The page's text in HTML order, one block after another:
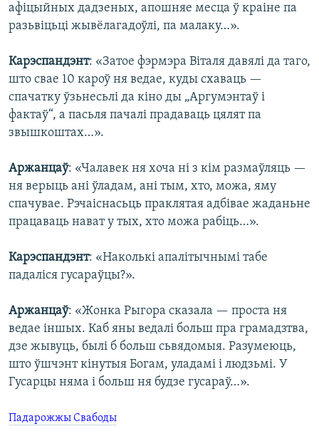
афіцыйных дадзеных, апошняе месца ў краіне па
разьвіцьці жывёлагадоўлі, па малаку…».
Карэспандэнт: «Затое фэрмэра Віталя давялі да таго,
што свае 10 кароў ня ведае, куды схаваць —
спачатку ўзьнесьлі да кіно ды „Аргумэнтаў і
фактаў“, а пасьля пачалі прадаваць цялят па
звышкоштах…».
Аржанцаў: «Чалавек ня хоча ні з кім размаўляць —
ня верыць ані ўладам, ані тым, хто, можа, яму
спачувае. Рэчаіснасьць праклятая адбівае жаданьне
працаваць нават у тых, хто можа рабіць…».
Карэспандэнт: «Наколькі апалітычнымі табе
падаліся гусараўцы?».
Аржанцаў: «Жонка Рыгора сказала — проста ня
ведае іншых. Каб яны ведалі больш пра грамадзтва,
дзе жывуць, былі б больш сьвядомыя. Разумеюць,
што ўшчэнт кінутыя Богам, уладамі і людзьмі. У
Гусарцы няма і больш ня будзе гусараў…».
Падарожжы Свабоды